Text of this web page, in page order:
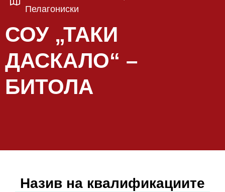
Пелагониски
СОУ „ТАКИ
ДАСКАЛО“ –
БИТОЛА
Назив на квалификациите